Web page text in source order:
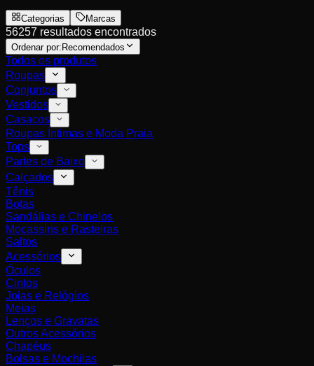
Categorias Marcas
56257 resultados encontrados
Ordenar por: Recomendados
Todos os produtos
Roupas
Conjuntos
Vestidos
Casacos
Roupas Íntimas e Moda Praia
Tops
Partes de Baixo
Calçados
Tênis
Botas
Sandálias e Chinelos
Mocassins e Rasteiras
Saltos
Acessórios
Óculos
Cintos
Joias e Relógios
Meias
Lenços e Gravatas
Outros Acessórios
Chapéus
Bolsas e Mochilas